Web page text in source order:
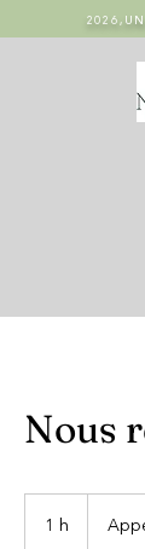
Nous
1 h